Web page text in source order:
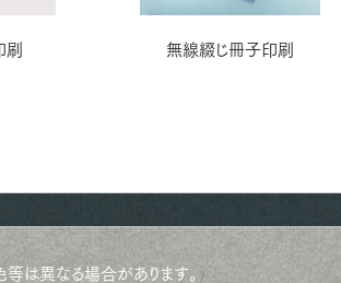
刷 無線綴じ冊子印刷
は異なる場合があります。